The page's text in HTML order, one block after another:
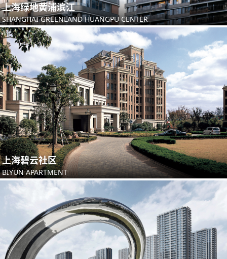
上海绿地黄浦滨江
SHANGHAI GREENLAND HUANGPU CENTER
上海碧云社区
BIYUN APARTMENT